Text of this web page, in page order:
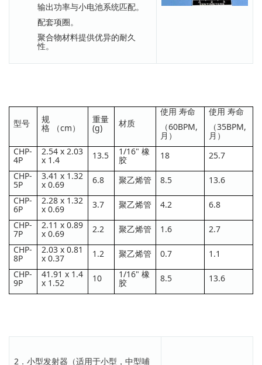
输出功率与小电池系统匹配。
配套项圈。
聚合物材料提供优异的耐久
性。
型号 规
格 （cm）
重量
(g) 材质
使用 寿命
（60BPM,
月）
使用 寿命
（35BPM,
月）
CHP-
4P
2.54 x 2.03
x 1.4 13.5 1/16" 橡
胶 18
25.7
CHP-
5P
3.41 x 1.32
x 0.69 6.8 聚乙烯管 8.5
13.6
CHP-
6P
2.28 x 1.32
x 0.69 3.7 聚乙烯管 4.2
6.8
CHP-
7P
2.11 x 0.89
x 0.69 2.2 聚乙烯管 1.6
2.7
CHP-
8P
2.03 x 0.81
x 0.37 1.2 聚乙烯管 0.7
1.1
CHP-
9P
41.91 x 1.4
x 1.52 10 1/16" 橡
胶 8.5 13.6
2．小型发射器（适用于小型，中型哺